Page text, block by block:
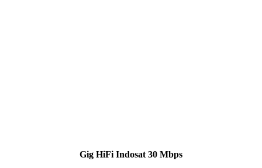
Gig HiFi Indosat 30 Mbps